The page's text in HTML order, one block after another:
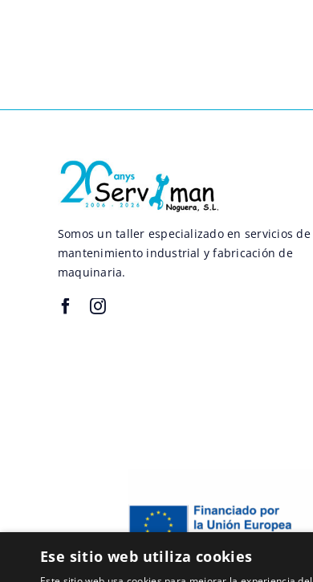
Somos un taller especializado en servicios de
mantenimiento industrial y fabricación de
maquinaria.
Ese sitio web utiliza cookies